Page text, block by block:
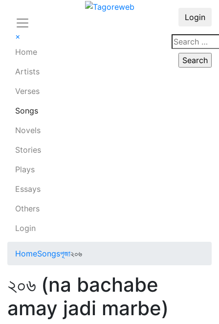
×
Home
Artists
Verses
Songs
Novels
Stories
Plays
Essays
Others
Login
Login
HomeSongsপূজা২০৬
২০৬ (na bachabe
amay jadi marbe)